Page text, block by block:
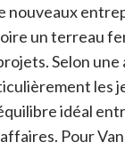
nouveaux
un terreau
Selon une
les
idéal
Pour